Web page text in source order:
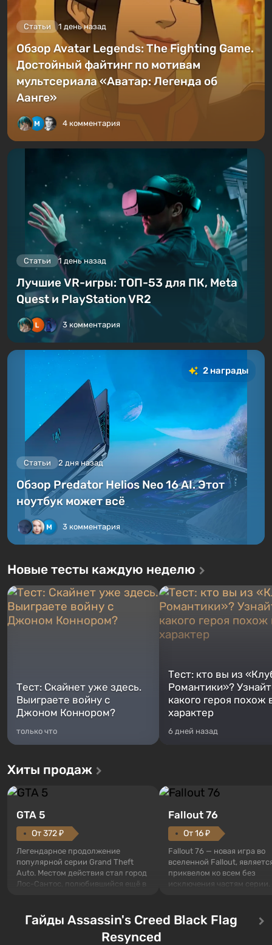
Статьи 1 день назад
Обзор Avatar Legends: The Fighting Game.
Достойный файтинг по мотивам
мультсериала «Аватар: Легенда об
Аанге»
4 комментария
Статьи 1 день назад
Лучшие VR-игры: ТОП-53 для ПК, Meta
Quest и PlayStation VR2
3 комментария
2 награды
Статьи 2 дня назад
Обзор Predator Helios Neo 16 AI. Этот
ноутбук может всё
3 комментария
Новые тесты каждую неделю
Тест: Скайнет уже здесь.
Выиграете войну с
Джоном Коннором?
только что
Тест: кто вы из
Романтики»?
какого героя похож
характер
6 дней назад
Хиты продаж
GTA 5
От 372 ₽
Легендарное продолжение
популярной серии Grand Theft
Auto. Местом действия стал город
Лос-Сантос, полюбившийся ещё в
сразу трех персонажей: Майкла,
Тревора и Франклина, между
Fallout 76
От 16 ₽
Fallout 76 — новая игра во
вселенной Fallout,
приквелом ко всем без
исключения частям серии.
Оно же, по задумке
Vault-Tec, должно
Гайды Assassin's Creed Black Flag
Resynced